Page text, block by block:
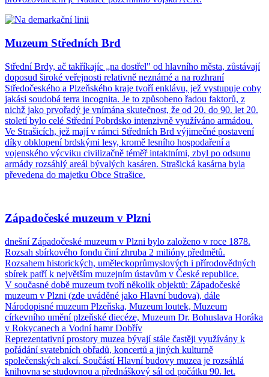
Muzeum Středních Brd
Střední Brdy, ač takříkajíc „na dostřel" od hlavního města, zůstávají
doposud široké veřejnosti relativně neznámé a na rozhraní
Středočeského a Plzeňského kraje tvoří enklávu, jež vystupuje coby
jakási soudobá terra incognita. Je to způsobeno řadou faktorů, z
nichž jako prvořadý je vnímána skutečnost, že od 20. do 90. let 20.
století bylo celé Střední Pobrdsko intenzivně využíváno armádou.
Ve Strašicích, jež mají v rámci Středních Brd výjimečné postavení
díky obklopení brdskými lesy, kromě lesního hospodaření a
vojenského výcviku civilizačně téměř intaktními, zbyl po odsunu
armády rozsáhlý areál bývalých kasáren. Strašická kasárna byla
převedena do majetku Obce Strašice.
Západočeské muzeum v Plzni
dnešní Západočeské muzeum v Plzni bylo založeno v roce 1878.
Rozsah sbírkového fondu činí zhruba 2 milióny předmětů.
Rozsahem historických, uměleckoprůmyslových i přírodovědných
sbírek patří k největším muzejním ústavům v České republice.
V současné době muzeum tvoří několik objektů: Západočeské
muzeum v Plzni (zde uváděné jako Hlavní budova), dále
Národopisné muzeum Plzeňska, Muzeum loutek, Muzeum
církevního umění plzeňské diecéze, Muzeum Dr. Bohuslava Horáka
v Rokycanech a Vodní hamr Dobřív
Reprezentativní prostory muzea bývají stále častěji využívány k
pořádání svatebních obřadů, koncertů a jiných kulturně
společenských akcí. Součástí Hlavní budovy muzea je rozsáhlá
knihovna se studovnou a přednáškový sál od počátku 90. let.